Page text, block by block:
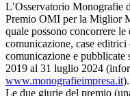
L’Osservatorio Monografie
Premio OMI per la Miglior
quale possono concorrere le
comunicazione, case
comunicazione e pubblicate
2019 al 31 luglio 2024
www.monografieimpresa.it).
Le due giurie del premio